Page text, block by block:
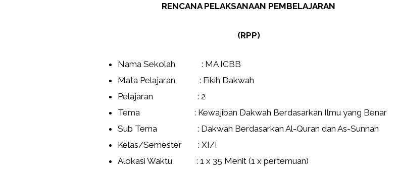
RENCANA PELAKSANAAN PEMBELAJARAN
(RPP)
Nama Sekolah : MA ICBB
Mata Pelajaran : Fikih Dakwah
Pelajaran : 2
Tema : Kewajiban Dakwah Berdasarkan Ilmu yang Benar
Sub Tema : Dakwah Berdasarkan Al-Quran dan As-Sunnah
Kelas/Semester : XI/I
Alokasi Waktu : 1 x 35 Menit (1 x pertemuan)